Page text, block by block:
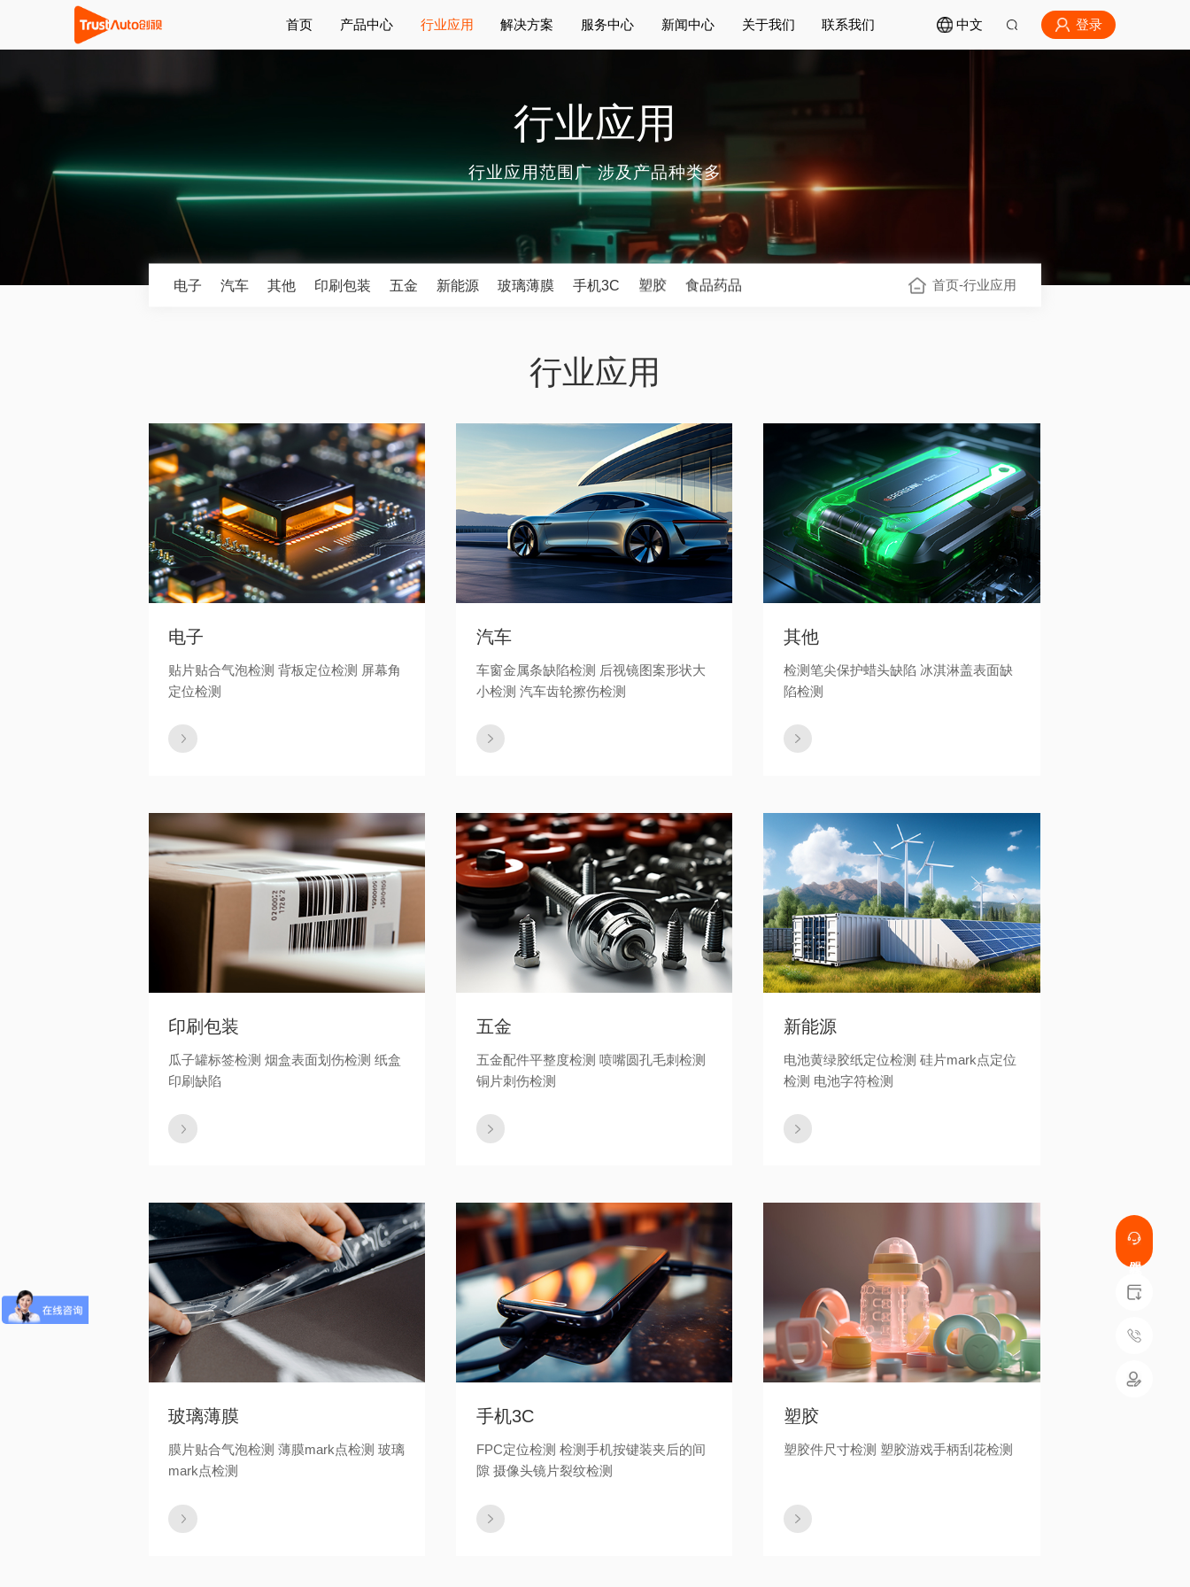
首页 产品中心 行业应用 解决方案 服务中心 新闻中心 关于我们 联系我们 中文 登录
行业应用
行业应用范围广 涉及产品种类多
电子 汽车 其他 印刷包装 五金 新能源 玻璃薄膜 手机3C 塑胶 食品药品 首页-行业应用
行业应用
电子
贴片贴合气泡检测 背板定位检测 屏幕角
定位检测
汽车
车窗金属条缺陷检测 后视镜图案形状大
小检测 汽车齿轮擦伤检测
其他
检测笔尖保护蜡头缺陷 冰淇淋盖表面缺
陷检测
印刷包装
瓜子罐标签检测 烟盒表面划伤检测 纸盒
印刷缺陷
五金
五金配件平整度检测 喷嘴圆孔毛刺检测
铜片刺伤检测
新能源
电池黄绿胶纸定位检测 硅片mark点定位
检测 电池字符检测
玻璃薄膜
膜片贴合气泡检测 薄膜mark点检测 玻璃
mark点检测
手机3C
FPC定位检测 检测手机按键装夹后的间
隙 摄像头镜片裂纹检测
塑胶
塑胶件尺寸检测 塑胶游戏手柄刮花检测